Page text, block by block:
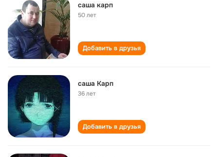
саша карп
50 лет
Добавить в друзья
саша Карп
36 лет
Добавить в друзья